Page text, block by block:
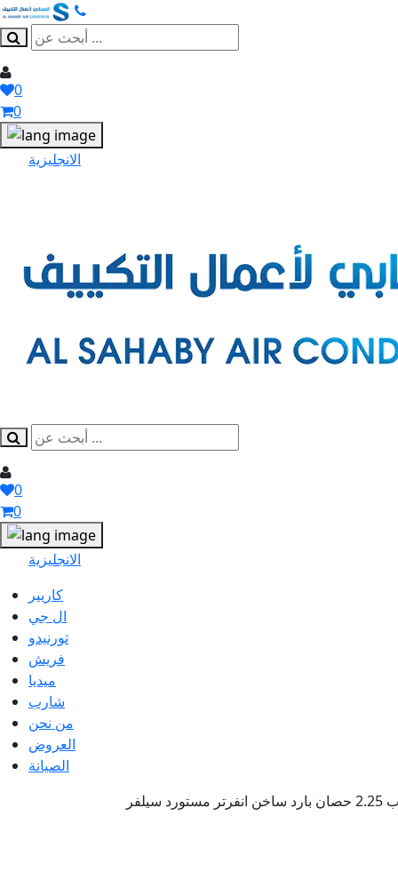
0
0
الانجليزية
0
0
الانجليزية
كاريير
ال جي
تورنيدو
فريش
ميديا
شارب
من نحن
العروض
الصيانة